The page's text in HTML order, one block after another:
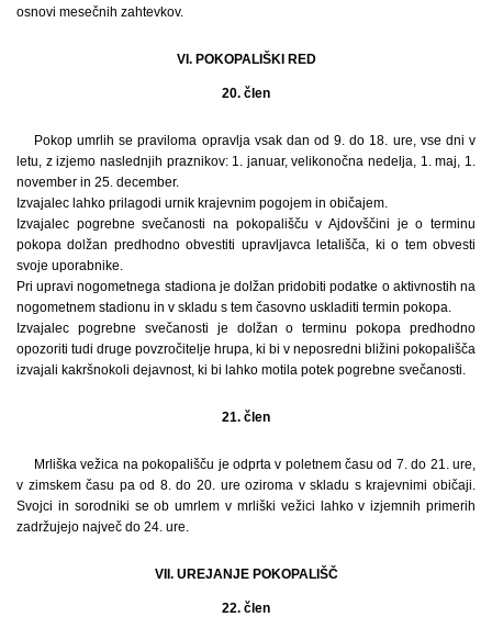
osnovi mesečnih zahtevkov.
VI. POKOPALIŠKI RED
20. člen
Pokop umrlih se praviloma opravlja vsak dan od 9. do 18. ure, vse dni v
letu, z izjemo naslednjih praznikov: 1. januar, velikonočna nedelja, 1. maj, 1.
november in 25. december.
Izvajalec lahko prilagodi urnik krajevnim pogojem in običajem.
Izvajalec pogrebne svečanosti na pokopališču v Ajdovščini je o terminu
pokopa dolžan predhodno obvestiti upravljavca letališča, ki o tem obvesti
svoje uporabnike.
Pri upravi nogometnega stadiona je dolžan pridobiti podatke o aktivnostih na
nogometnem stadionu in v skladu s tem časovno uskladiti termin pokopa.
Izvajalec pogrebne svečanosti je dolžan o terminu pokopa predhodno
opozoriti tudi druge povzročitelje hrupa, ki bi v neposredni bližini pokopališča
izvajali kakršnokoli dejavnost, ki bi lahko motila potek pogrebne svečanosti.
21. člen
Mrliška vežica na pokopališču je odprta v poletnem času od 7. do 21. ure,
v zimskem času pa od 8. do 20. ure oziroma v skladu s krajevnimi običaji.
Svojci in sorodniki se ob umrlem v mrliški vežici lahko v izjemnih primerih
zadržujejo največ do 24. ure.
VII. UREJANJE POKOPALIŠČ
22. člen